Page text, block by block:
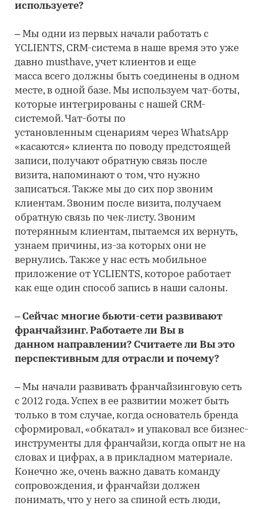
используете?
– Мы одни из первых начали работать с
YCLIENTS, CRM-система в наше время это уже
давно musthave, учет клиентов и еще
масса всего должны быть соединены в одном
месте, в одной базе. Мы используем чат-боты,
которые интегрированы с нашей CRM-
системой. Чат-боты по
установленным сценариям через WhatsApp
«касаются» клиента по поводу предстоящей
записи, получают обратную связь после
визита, напоминают о том, что нужно
записаться. Также мы до сих пор звоним
клиентам. Звоним после визита, получаем
обратную связь по чек-листу. Звоним
потерянным клиентам, пытаемся их вернуть,
узнаем причины, из-за которых они не
вернулись. Также у нас есть мобильное
приложение от YCLIENTS, которое работает
как еще один способ запись в наши салоны.
– Сейчас многие бьюти-сети развивают
франчайзинг. Работаете ли Вы в
данном направлении? Считаете ли Вы это
перспективным для отрасли и почему?
– Мы начали развивать франчайзинговую сеть
с 2012 года. Успех в ее развитии может быть
только в том случае, когда основатель бренда
сформировал, «обкатал» и упаковал все бизнес-
инструменты для франчайзи, когда опыт не на
словах и цифрах, а в прикладном материале.
Конечно же, очень важно давать команду
сопровождения, и франчайзи должен
понимать, что у него за спиной есть люди,